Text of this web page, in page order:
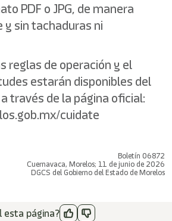
PDF o JPG, de manera
sin tachaduras ni
reglas de operación y el
estarán disponibles del
través de la página oficial:
cuidate
Boletín 06872
Cuernavaca, Morelos; 11 de junio de 2026
DGCS del Gobierno del Estado de Morelos
esta página?